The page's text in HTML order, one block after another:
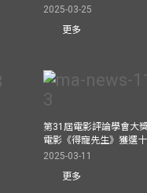
2025-03-25
更多
第31屆電影評論學會大
電影《得寵先生》獲選
2025-03-11
更多